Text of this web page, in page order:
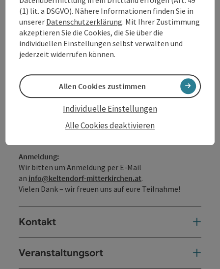
Am Ende nehmt ihr euer selbst gestaltetes Körbchen
mit nach Hause – ein Unikat, das nicht nur schön
aussieht, sondern auch die Freude am eigenen Tun
widerspiegelt.
Dauer:3 Stunden
Kosten:30 Euro
Inklusive:
Vermittlung der Wickeltechnik
Anmeldung:
Wir bitten um Anmeldung per E-Mail
an info@keltendorf-mitterkirchen.at.
Vielen Dank – wir freuen uns auf eure Teilnahme!
Kontakt
Veranstaltungsort
(1) lit. a DSGVO). Nähere Informationen finden Sie in
unserer Datenschutzerklärung. Mit Ihrer Zustimmung
akzeptieren Sie die Cookies, die Sie über die
individuellen Einstellungen selbst verwalten und
jederzeit widerrufen können.
Alle Cookies deaktivieren
Individuelle Einstellungen
Allen Cookies zustimmen